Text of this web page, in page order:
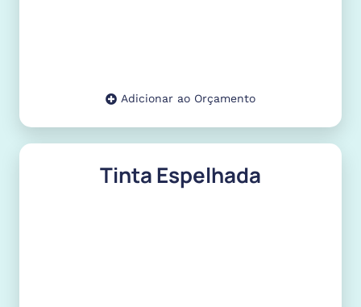
Adicionar ao Orçamento
Tinta Espelhada